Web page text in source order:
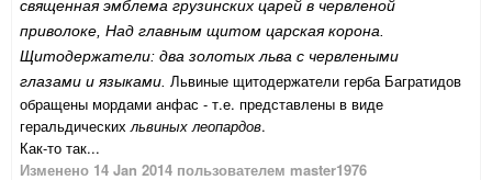
священная эмблема грузинских царей в червленой
приволоке, Над главным щитом царская корона.
Щитодержатели: два золотых льва с червлеными
глазами и языками. Львиные щитодержатели герба Багратидов
обращены мордами анфас - т.е. представлены в виде
геральдическихльвиных леопардов.
Как-то так...
Изменено 14 Jan 2014 пользователем master1976